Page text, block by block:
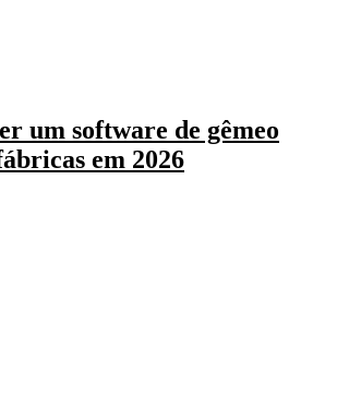
um software de gêmeo
em 2026